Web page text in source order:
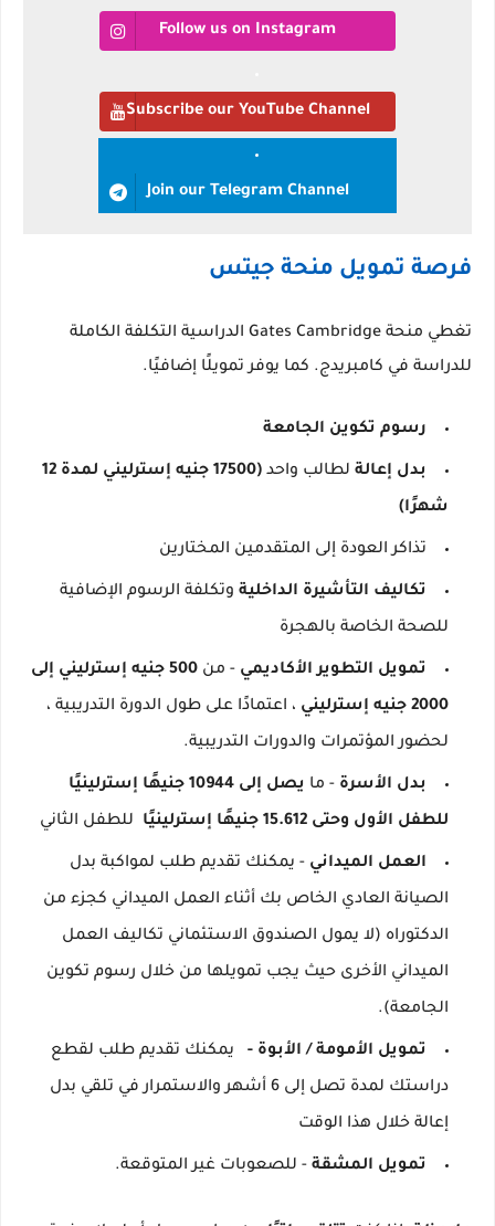
Follow us on Instagram
Subscribe our YouTube Channel
Join our Telegram Channel
فرصة تمويل منحة جيتس
تغطي منحة Gates Cambridge الدراسية التكلفة الكاملة
للدراسة في كامبريدج. كما يوفر تمويلًا إضافيًا.
رسوم تكوين الجامعة
بدل إعالة لطالب واحد (17500 جنيه إسترليني لمدة 12
شهرًا)
تذاكر العودة إلى المتقدمين المختارين
تكاليف التأشيرة الداخلية وتكلفة الرسوم الإضافية
للصحة الخاصة بالهجرة
تمويل التطوير الأكاديمي - من 500 جنيه إسترليني إلى
2000 جنيه إسترليني ، اعتمادًا على طول الدورة التدريبية ،
لحضور المؤتمرات والدورات التدريبية.
بدل الأسرة - ما يصل إلى 10944 جنيهًا إسترلينيًا
للطفل الأول وحتى 15.612 جنيهًا إسترلينيًا للطفل الثاني
العمل الميداني - يمكنك تقديم طلب لمواكبة بدل
الصيانة العادي الخاص بك أثناء العمل الميداني كجزء من
الدكتوراه (لا يمول الصندوق الاستئماني تكاليف العمل
الميداني الأخرى حيث يجب تمويلها من خلال رسوم تكوين
الجامعة).
تمويل الأمومة / الأبوة - يمكنك تقديم طلب لقطع
دراستك لمدة تصل إلى 6 أشهر والاستمرار في تلقي بدل
إعالة خلال هذا الوقت
تمويل المشقة - للصعوبات غير المتوقعة.